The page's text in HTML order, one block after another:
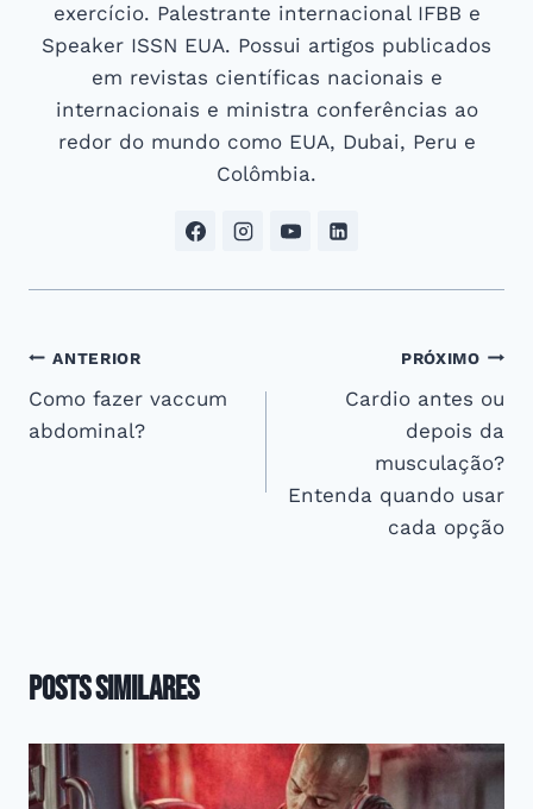
exercício. Palestrante internacional IFBB e
Speaker ISSN EUA. Possui artigos publicados
em revistas científicas nacionais e
internacionais e ministra conferências ao
redor do mundo como EUA, Dubai, Peru e
Colômbia.
Navegação
de
ANTERIOR
Como fazer vaccum
abdominal?
PRÓXIMO
Cardio antes ou
depois da
musculação?
Entenda quando usar
cada opção
Posts Similares